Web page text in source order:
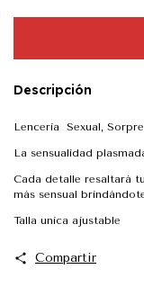
Descripción
Lenceria Sexual,
La sensualidad
Cada detalle resaltará
más sensual
Talla unica ajustable
Compartir